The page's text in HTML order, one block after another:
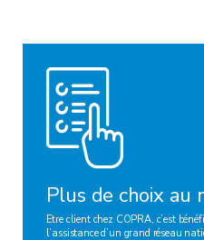
Plus de choix au
Etre client chez COPRA, c’est
l’assistance d’un grand réseau